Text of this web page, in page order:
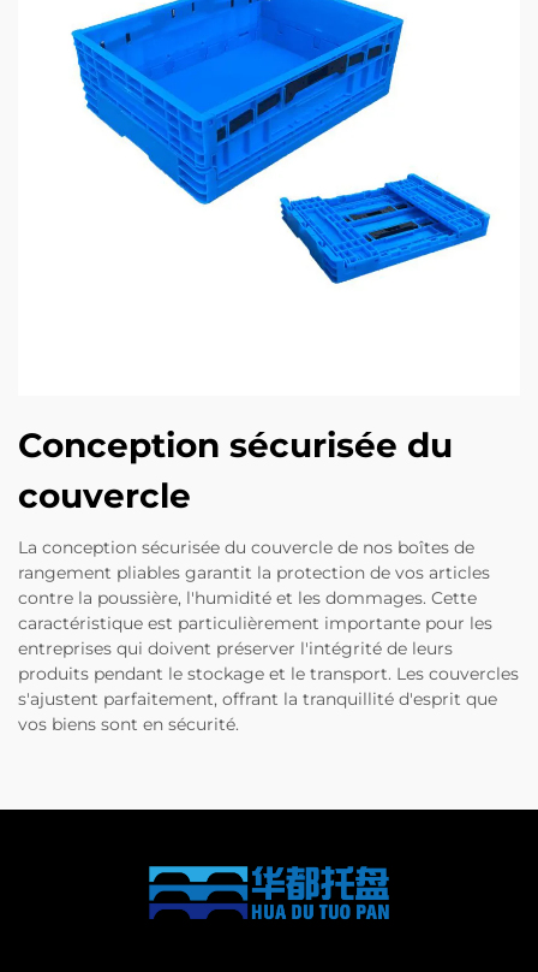
Conception sécurisée du
couvercle
La conception sécurisée du couvercle de nos boîtes de
rangement pliables garantit la protection de vos articles
contre la poussière, l'humidité et les dommages. Cette
caractéristique est particulièrement importante pour les
entreprises qui doivent préserver l'intégrité de leurs
produits pendant le stockage et le transport. Les couvercles
s'ajustent parfaitement, offrant la tranquillité d'esprit que
vos biens sont en sécurité.